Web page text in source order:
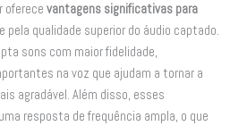
oferece vantagens significativas para
pela qualidade superior do áudio captado.
sons com maior fidelidade,
na voz que ajudam a tornar a
agradável. Além disso, esses
resposta de frequência ampla, o que